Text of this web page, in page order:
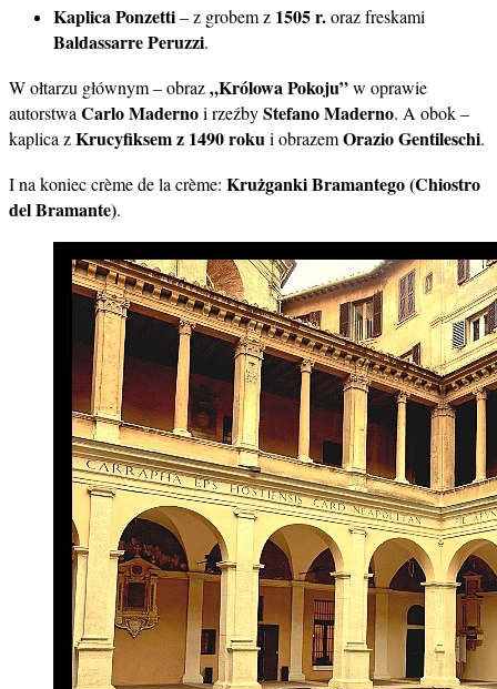
Kaplica Ponzetti– z grobem z 1505 r.oraz freskami
Baldassarre Peruzzi.
W ołtarzu głównym – obraz„Królowa Pokoju”w oprawie
autorstwaCarlo Madernoi rzeźbyStefano Maderno. A obok –
kaplica zKrucyfiksem z 1490 rokui obrazemOrazio Gentileschi.
I na koniec crème de la crème: Krużganki Bramantego (Chiostro
del Bramante).